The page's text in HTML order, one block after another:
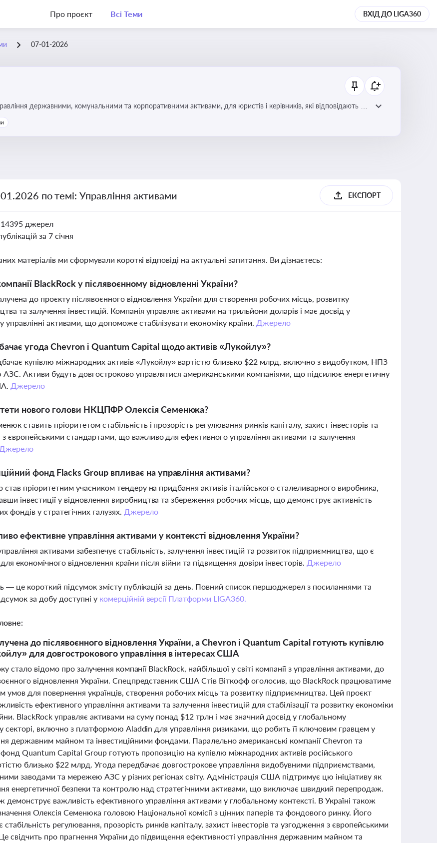
Про проєкт Всі Теми ВХІД ДО LIGA360
07-01-2026
державними, комунальними та корпоративними активами, для юристів і керівників, які відповідають за
майна підприємств і держави
по темі: Управління активами ЕКСПОРТ
14395 джерел
за 7 січня
матеріалів ми сформували короткі відповіді на актуальні запитання. Ви дізнаєтесь:
BlackRock у післявоєнному відновленні України?
до проєкту післявоєнного відновлення України для створення робочих місць, розвитку
та залучення інвестицій. Компанія управляє активами на трильйони доларів і має досвід у
управлінні активами, що допоможе стабілізувати економіку країни. Джерело
угода Chevron і Quantum Capital щодо активів «Лукойлу»?
купівлю міжнародних активів «Лукойлу» вартістю близько $22 млрд, включно з видобутком, НПЗ
Активи будуть довгостроково управлятися американськими компаніями, що підсилює енергетичну
Джерело
нового голови НКЦПФР Олексія Семенюка?
ставить пріоритетом стабільність і прозорість регулювання ринків капіталу, захист інвесторів та
європейськими стандартами, що важливо для ефективного управління активами та залучення
Джерело
фонд Flacks Group впливає на управління активами?
став пріоритетним учасником тендеру на придбання активів італійського сталеливарного виробника,
інвестиції у відновлення виробництва та збереження робочих місць, що демонструє активність
фондів у стратегічних галузях. Джерело
ефективне управління активами у контексті відновлення України?
активами забезпечує стабільність, залучення інвестицій та розвиток підприємництва, що є
економічного відновлення країни після війни та підвищення довіри інвесторів. Джерело
— це короткий підсумок змісту публікацій за день. Повний список першоджерел з посиланнями та
за добу доступні у комерційній версії Платформи LIGA360.
до післявоєнного відновлення України, а Chevron і Quantum Capital готують купівлю
для довгострокового управління в інтересах США
стало відомо про залучення компанії BlackRock, найбільшої у світі компанії з управління активами, до
відновлення України. Спецпредставник США Стів Віткофф оголосив, що BlackRock працюватиме
умов для повернення українців, створення робочих місць та розвитку підприємництва. Цей проєкт
ефективного управління активами та залучення інвестицій для стабілізації та розвитку економіки
BlackRock управляє активами на суму понад $12 трлн і має значний досвід у глобальному
секторі, включно з платформою Aladdin для управління ризиками, що робить її ключовим гравцем у
державним майном та інвестиційними фондами. Паралельно американські компанії Chevron та
фонд Quantum Capital Group готують пропозицію на купівлю міжнародних активів російського
близько $22 млрд. Угода передбачає довгострокове управління видобувними підприємствами,
заводами та мережею АЗС у різних регіонах світу. Адміністрація США підтримує цю ініціативу як
енергетичної безпеки та контролю над стратегічними активами, що виключає швидкий перепродаж.
демонструє важливість ефективного управління активами у глобальному контексті. В Україні також
Олексія Семенюка головою Національної комісії з цінних паперів та фондового ринку. Його
стабільність регулювання, прозорість ринків капіталу, захист інвесторів та узгодження з європейськими
свідчить про прагнення України до підвищення ефективності управління державним майном та